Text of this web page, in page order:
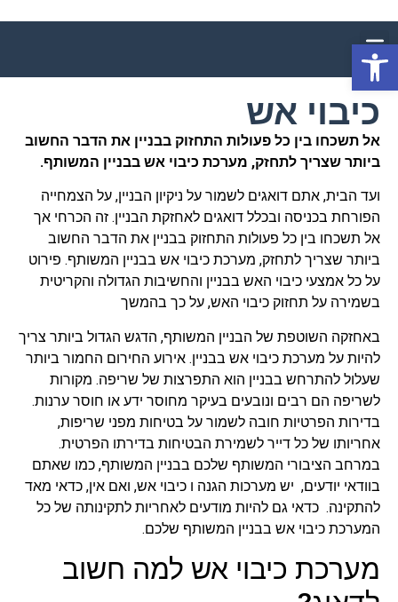
כיבוי אש
אל תשכחו בין כל פעולות התחזוק בבניין את הדבר החשוב
ביותר שצריך לתחזק, מערכת כיבוי אש בבניין המשותף.
ועד הבית, אתם דואגים לשמור על ניקיון הבניין, על הצמחייה
הפורחת בכניסה ובכלל דואגים לאחזקת הבניין. זה הכרחי אך
אל תשכחו בין כל פעולות התחזוק בבניין את הדבר החשוב
ביותר שצריך לתחזק, מערכת כיבוי אש בבניין המשותף. פירוט
על כל אמצעי כיבוי האש בבניין והחשיבות הגדולה והקריטית
בשמירה על תחזוק כיבוי האש, על כך בהמשך
באחזקה השוטפת של הבניין המשותף, הדגש הגדול ביותר צריך
להיות על מערכת כיבוי אש בבניין. אירוע החירום החמור ביותר
שעלול להתרחש בבניין הוא התפרצות של שריפה. מקורות
לשריפה הם רבים ונובעים בעיקר מחוסר ידע או חוסר ערנות.
בדירות הפרטיות חובה לשמור על בטיחות מפני שריפות,
אחריותו של כל דייר לשמירת הבטיחות בדירתו הפרטית.
במרחב הציבורי המשותף שלכם בבניין המשותף, כמו שאתם
בוודאי יודעים, יש מערכות הגנה ו כיבוי אש, ואם אין, כדאי מאד
להתקינה. כדאי גם להיות מודעים לאחריות לתקינותה של כל
המערכת כיבוי אש בבניין המשותף שלכם.
מערכת כיבוי אש למה חשוב
פתח סרגל נגישות